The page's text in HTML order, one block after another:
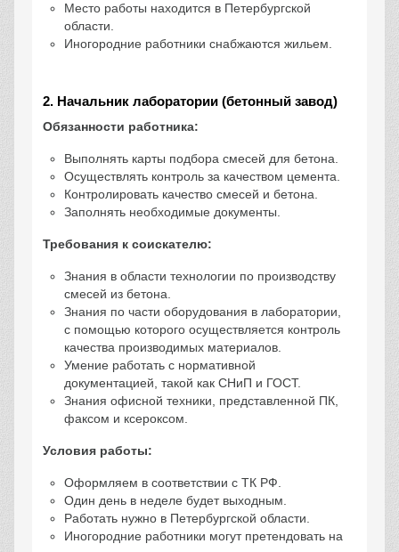
Место работы находится в Петербургской
области.
Иногородние работники снабжаются жильем.
2. Начальник лаборатории (бетонный завод)
Обязанности работника:
Выполнять карты подбора смесей для бетона.
Осуществлять контроль за качеством цемента.
Контролировать качество смесей и бетона.
Заполнять необходимые документы.
Требования к соискателю:
Знания в области технологии по производству
смесей из бетона.
Знания по части оборудования в лаборатории,
с помощью которого осуществляется контроль
качества производимых материалов.
Умение работать с нормативной
документацией, такой как СНиП и ГОСТ.
Знания офисной техники, представленной ПК,
факсом и ксероксом.
Условия работы:
Оформляем в соответствии с ТК РФ.
Один день в неделе будет выходным.
Работать нужно в Петербургской области.
Иногородние работники могут претендовать на